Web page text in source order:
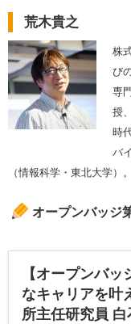
荒木貴之
株
び
専
授
時
バ
（情報科学・東北⼤学）。
オープンバッジ
【オープンバ
なキャリアを叶
所主任研究員